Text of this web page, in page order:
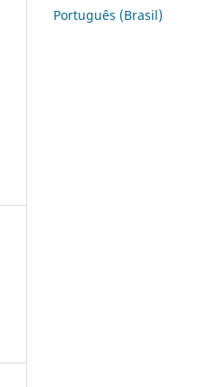
Português (Brasil)